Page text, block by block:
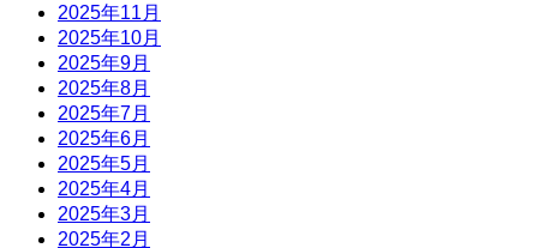
2025年11月
2025年10月
2025年9月
2025年8月
2025年7月
2025年6月
2025年5月
2025年4月
2025年3月
2025年2月